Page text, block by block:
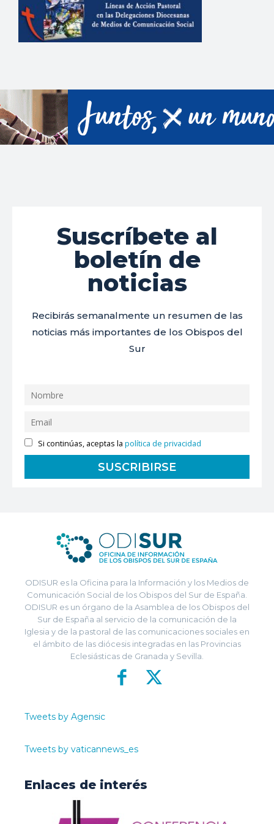
Suscríbete al
boletín de
noticias
Recibirás semanalmente un resumen de las
noticias más importantes de los Obispos del
Sur
Si continúas, aceptas lapolítica de privacidad
ODISUR es la Oficina para la Información y los Medios de
Comunicación Social de los Obispos del Sur de España.
ODISUR es un órgano de la Asamblea de los Obispos del
Sur de España al servicio de la comunicación de la
Iglesia y de la pastoral de las comunicaciones sociales en
el ámbito de las diócesis integradas en las Provincias
Eclesiásticas de Granada y Sevilla.
Tweets by Agensic
Tweets by vaticannews_es
Enlaces de interés